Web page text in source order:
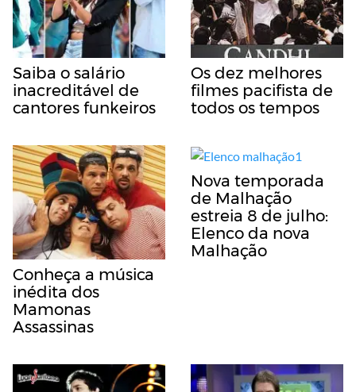
Saiba o salário
inacreditável de
cantores funkeiros
Os dez melhores
filmes pacifista de
todos os tempos
Conheça a música
inédita dos
Mamonas
Assassinas
Nova temporada
de Malhação
estreia 8 de julho:
Elenco da nova
Malhação